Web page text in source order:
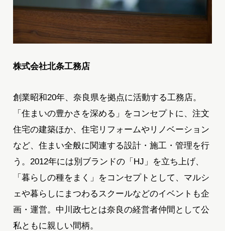
株式会社北条工務店
創業昭和20年、奈良県を拠点に活動する工務店。
「住まいの豊かさを深める」をコンセプトに、注文
住宅の建築ほか、住宅リフォームやリノベーション
など、住まい全般に関連する設計・施工・管理を行
う。2012年には別ブランドの「HJ」を立ち上げ、
「暮らしの種をまく」をコンセプトとして、マルシ
ェや暮らしにまつわるスクールなどのイベントも企
画・運営。中川政七とは奈良の経営者仲間として公
私ともに親しい間柄。